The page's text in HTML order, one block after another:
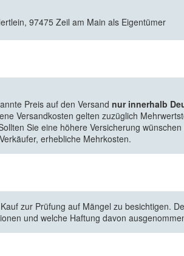
97475 Zeil am Main als Eigentümer
Preis auf den Versand nur innerhalb
Versandkosten gelten zuzüglich
Sie eine höhere Versicherung
erhebliche Mehrkosten.
zur Prüfung auf Mängel zu besichtigen.
und welche Haftung davon